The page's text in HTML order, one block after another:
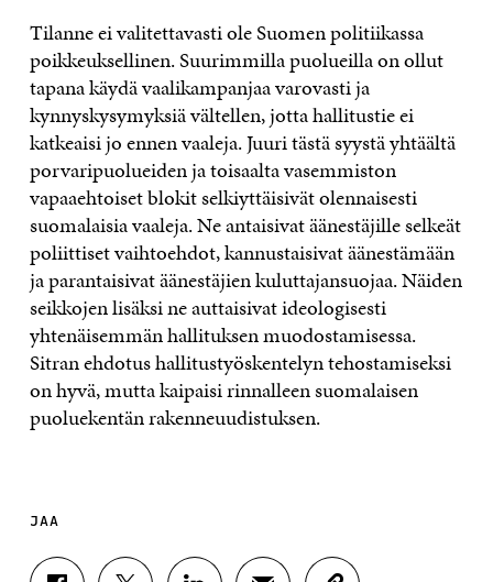
Tilanne ei valitettavasti ole Suomen politiikassa
poikkeuksellinen. Suurimmilla puolueilla on ollut
tapana käydä vaalikampanjaa varovasti ja
kynnyskysymyksiä vältellen, jotta hallitustie ei
katkeaisi jo ennen vaaleja. Juuri tästä syystä yhtäältä
porvaripuolueiden ja toisaalta vasemmiston
vapaaehtoiset blokit selkiyttäisivät olennaisesti
suomalaisia vaaleja. Ne antaisivat äänestäjille selkeät
poliittiset vaihtoehdot, kannustaisivat äänestämään
ja parantaisivat äänestäjien kuluttajansuojaa. Näiden
seikkojen lisäksi ne auttaisivat ideologisesti
yhtenäisemmän hallituksen muodostamisessa.
Sitran ehdotus hallitustyöskentelyn tehostamiseksi
on hyvä, mutta kaipaisi rinnalleen suomalaisen
puoluekentän rakenneuudistuksen.
JAA